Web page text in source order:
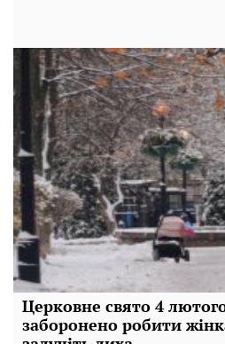
Церковне свято 4
заборонено робити